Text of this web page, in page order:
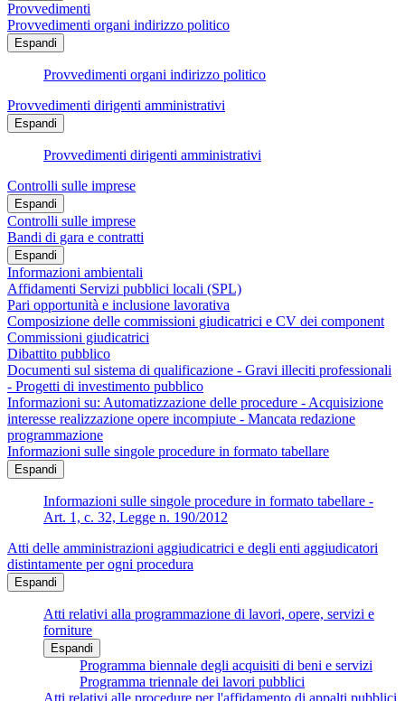
Provvedimenti
Provvedimenti organi indirizzo politico
Espandi
Provvedimenti organi indirizzo politico
Provvedimenti dirigenti amministrativi
Espandi
Provvedimenti dirigenti amministrativi
Controlli sulle imprese
Espandi
Controlli sulle imprese
Bandi di gara e contratti
Espandi
Informazioni ambientali
Affidamenti Servizi pubblici locali (SPL)
Pari opportunità e inclusione lavorativa
Composizione delle commissioni giudicatrici e CV dei component
Commissioni giudicatrici
Dibattito pubblico
Documenti sul sistema di qualificazione - Gravi illeciti professionali
- Progetti di investimento pubblico
Informazioni su: Automatizzazione delle procedure - Acquisizione
interesse realizzazione opere incompiute - Mancata redazione
programmazione
Informazioni sulle singole procedure in formato tabellare
Espandi
Informazioni sulle singole procedure in formato tabellare -
Art. 1, c. 32, Legge n. 190/2012
Atti delle amministrazioni aggiudicatrici e degli enti aggiudicatori
distintamente per ogni procedura
Espandi
Atti relativi alla programmazione di lavori, opere, servizi e
forniture
Espandi
Programma biennale degli acquisiti di beni e servizi
Programma triennale dei lavori pubblici
Atti relativi alle procedure per l'affidamento di appalti pubblici